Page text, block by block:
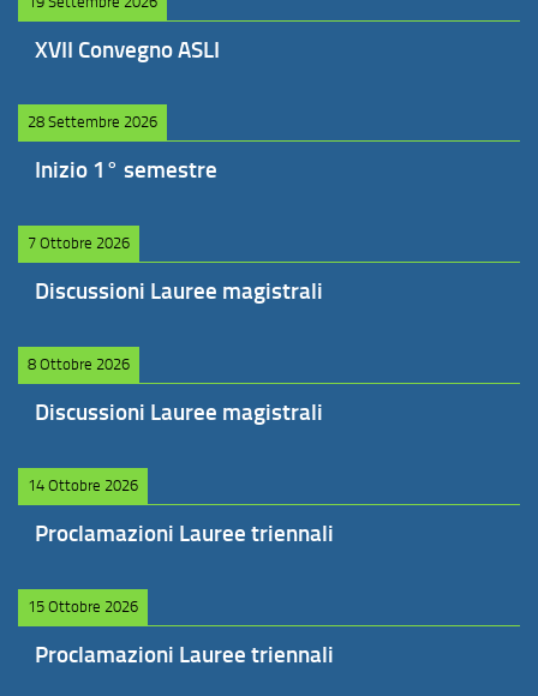
XVII Convegno ASLI
28 Settembre 2026
Inizio 1° semestre
7 Ottobre 2026
Discussioni Lauree magistrali
8 Ottobre 2026
Discussioni Lauree magistrali
14 Ottobre 2026
Proclamazioni Lauree triennali
15 Ottobre 2026
Proclamazioni Lauree triennali